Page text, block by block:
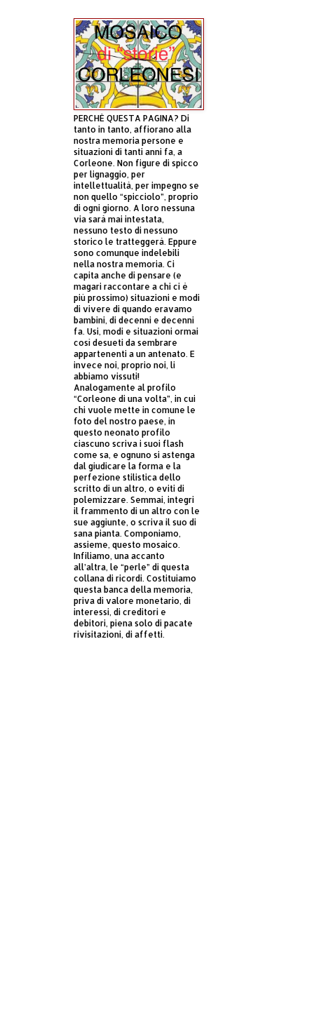
PERCHÈ QUESTA PAGINA? Di
tanto in tanto, affiorano alla
nostra memoria persone e
situazioni di tanti anni fa, a
Corleone. Non figure di spicco
per lignaggio, per
intellettualità, per impegno se
non quello “spicciolo”, proprio
di ogni giorno. A loro nessuna
via sarà mai intestata,
nessuno testo di nessuno
storico le tratteggerà. Eppure
sono comunque indelebili
nella nostra memoria. Ci
capita anche di pensare (e
magari raccontare a chi ci è
più prossimo) situazioni e modi
di vivere di quando eravamo
bambini, di decenni e decenni
fa. Usi, modi e situazioni ormai
così desueti da sembrare
appartenenti a un antenato. E
invece noi, proprio noi, li
abbiamo vissuti!
Analogamente al profilo
“Corleone di una volta”, in cui
chi vuole mette in comune le
foto del nostro paese, in
questo neonato profilo
ciascuno scriva i suoi flash
come sa, e ognuno si astenga
dal giudicare la forma e la
perfezione stilistica dello
scritto di un altro, o eviti di
polemizzare. Semmai, integri
il frammento di un altro con le
sue aggiunte, o scriva il suo di
sana pianta. Componiamo,
assieme, questo mosaico.
Infiliamo, una accanto
all’altra, le “perle” di questa
collana di ricordi. Costituiamo
questa banca della memoria,
priva di valore monetario, di
interessi, di creditori e
debitori, piena solo di pacate
rivisitazioni, di affetti.